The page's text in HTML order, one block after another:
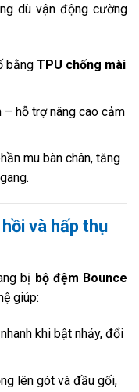
dù vận động cường
bằng TPU chống mài
hỗ trợ nâng cao cảm
mu bàn chân, tăng
và hấp thụ
bị bộ đệm Bounce
giúp:
khi bật nhảy, đổi
lên gót và đầu gối,